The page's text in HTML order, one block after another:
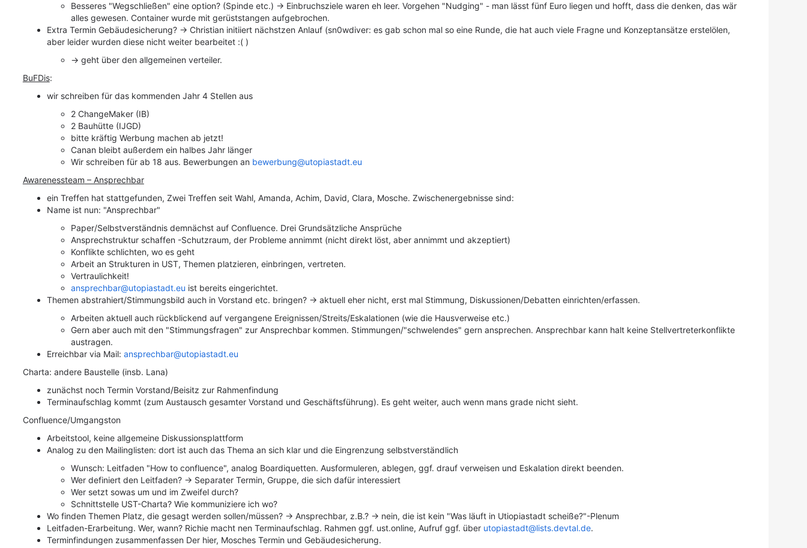
Besseres "Wegschließen" eine option? (Spinde etc.) -> Einbruchsziele waren eh leer. Vorgehen "Nudging" - man lässt fünf Euro liegen und hofft, dass die denken, das wär
alles gewesen. Container wurde mit gerüststangen aufgebrochen.
Extra Termin Gebäudesicherung? -> Christian initiiert nächstzen Anlauf (sn0wdiver: es gab schon mal so eine Runde, die hat auch viele Fragne und Konzeptansätze erstelölen,
aber leider wurden diese nicht weiter bearbeitet :( )
-> geht über den allgemeinen verteiler.
BuFDis:
wir schreiben für das kommenden Jahr 4 Stellen aus
2 ChangeMaker (IB)
2 Bauhütte (IJGD)
bitte kräftig Werbung machen ab jetzt!
Canan bleibt außerdem ein halbes Jahr länger
Wir schreiben für ab 18 aus. Bewerbungen an bewerbung@utopiastadt.eu
Awarenessteam – Ansprechbar
ein Treffen hat stattgefunden, Zwei Treffen seit Wahl, Amanda, Achim, David, Clara, Mosche. Zwischenergebnisse sind:
Name ist nun: "Ansprechbar"
Paper/Selbstverständnis demnächst auf Confluence. Drei Grundsätzliche Ansprüche
Ansprechstruktur schaffen -Schutzraum, der Probleme annimmt (nicht direkt löst, aber annimmt und akzeptiert)
Konflikte schlichten, wo es geht
Arbeit an Strukturen in UST, Themen platzieren, einbringen, vertreten.
Vertraulichkeit!
ansprechbar@utopiastadt.eu ist bereits eingerichtet.
Themen abstrahiert/Stimmungsbild auch in Vorstand etc. bringen? -> aktuell eher nicht, erst mal Stimmung, Diskussionen/Debatten einrichten/erfassen.
Arbeiten aktuell auch rückblickend auf vergangene Ereignissen/Streits/Eskalationen (wie die Hausverweise etc.)
Gern aber auch mit den "Stimmungsfragen" zur Ansprechbar kommen. Stimmungen/"schwelendes" gern ansprechen. Ansprechbar kann halt keine Stellvertreterkonflikte
austragen.
Erreichbar via Mail: ansprechbar@utopiastadt.eu
Charta: andere Baustelle (insb. Lana)
zunächst noch Termin Vorstand/Beisitz zur Rahmenfindung
Terminaufschlag kommt(zum Austausch gesamter Vorstand und Geschäftsführung). Es geht weiter, auch wenn mans grade nicht sieht.
Confluence/Umgangston
Arbeitstool, keine allgemeine Diskussionsplattform
Analog zu den Mailinglisten: dort ist auch das Thema an sich klar und die Eingrenzung selbstverständlich
Wunsch: Leitfaden "How to confluence", analog Boardiquetten. Ausformuleren, ablegen, ggf. drauf verweisen und Eskalation direkt beenden.
Wer definiert den Leitfaden? -> Separater Termin, Gruppe, die sich dafür interessiert
Wer setzt sowas um und im Zweifel durch?
Schnittstelle UST-Charta? Wie kommuniziere ich wo?
Wo finden Themen Platz, die gesagt werden sollen/müssen? -> Ansprechbar, z.B.? -> nein, die ist kein "Was läuft in Utiopiastadt scheiße?"-Plenum
Leitfaden-Erarbeitung. Wer, wann? Richie macht nen Terminaufschlag. Rahmen ggf. ust.online, Aufruf ggf. über utopiastadt@lists.devtal.de.
Terminfindungen zusammenfassen Der hier, Mosches Termin und Gebäudesicherung.